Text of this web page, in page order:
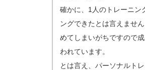
確かに、1人のトレーニン
ングできたとは言えませ
めてしまいがちですので
われています。
とは言え、パーソナルト